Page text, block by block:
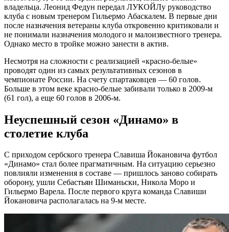
владельца. Леонид Федун передал ЛУКОЙЛу руководство
клуба с новым тренером Гильермо Абаскалем. В первые дни
после назначения ветераны клуба откровенно критиковали и
не понимали назначения молодого и малоизвестного тренера.
Однако место в тройке можно занести в актив.
Несмотря на сложности с реализацией «красно-белые»
проводят один из самых результативных сезонов в
чемпионате России. На счету спартаковцев — 60 голов.
Больше в этом веке красно-белые забивали только в 2009-м
(61 гол), а еще 60 голов в 2006-м.
Неуспешный сезон «Динамо» в
столетие клуба
С приходом сербского тренера Славиша Йокановича футбол
«Динамо» стал более прагматичным. На ситуацию серьезно
повлияли изменения в составе — пришлось заново собирать
оборону, ушли Себастьян Шиманьски, Никола Моро и
Гильермо Варела. После первого круга команда Славиши
Йокановича располагалась на 9-м месте.